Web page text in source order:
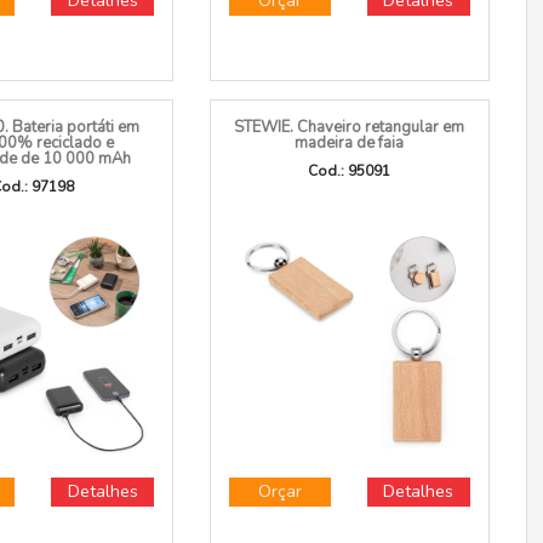
Detalhes Detalhes
Bateria portáti em
reciclado e
de 10 000 mAh
97198
STEWIE. Chaveiro retangular em
madeira de faia